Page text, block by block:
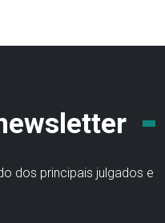
dos principais julgados e